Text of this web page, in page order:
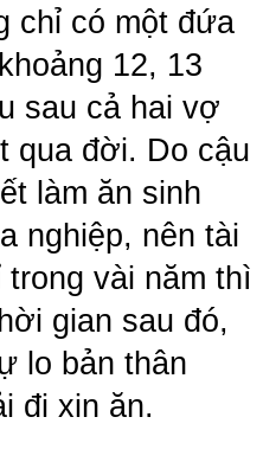
chỉ có một đứa
12, 13
sau cả hai vợ
qua đời. Do cậu
làm ăn sinh
nghiệp, nên tài
vài năm thì
gian sau đó,
lo bản thân
đi xin ăn.